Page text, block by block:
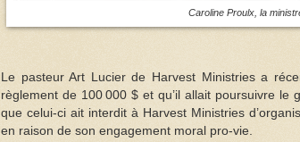
Caroline Proulx, la
Le pasteur Art Lucier de Harvest Ministries a
règlement de 100 000 $ et qu’il allait poursuivre
que celui-ci ait interdit à Harvest Ministries
en raison de son engagement moral pro-vie.